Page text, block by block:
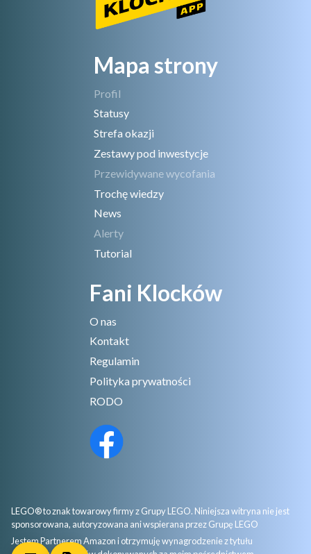
Mapa strony
Profil
Statusy
Strefa okazji
Zestawy pod inwestycje
Przewidywane wycofania
Trochę wiedzy
News
Alerty
Tutorial
Fani Klocków
O nas
Kontakt
Regulamin
Polityka prywatności
RODO
LEGO® to znak towarowy firmy z Grupy LEGO. Niniejsza witryna nie jest
sponsorowana, autoryzowana ani wspierana przez Grupę LEGO
Jestem Partnerem Amazon i otrzymuję wynagrodzenie z tytułu